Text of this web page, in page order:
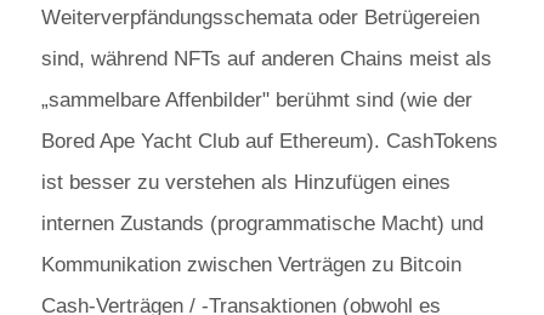
Weiterverpfändungsschemata oder Betrügereien
sind, während NFTs auf anderen Chains meist als
„sammelbare Affenbilder" berühmt sind (wie der
Bored Ape Yacht Club auf Ethereum). CashTokens
ist besser zu verstehen als Hinzufügen eines
internen Zustands (programmatische Macht) und
Kommunikation zwischen Verträgen zu Bitcoin
Cash-Verträgen / -Transaktionen (obwohl es